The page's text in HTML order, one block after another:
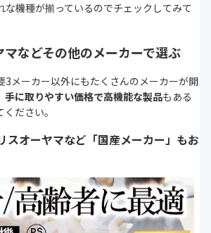
な機種が揃っているのでチェックしてみて
マなどその他のメーカーで選ぶ
3メーカー以外にもたくさんのメーカーが開
手に取りやすい価格で高機能な製品もある
ださい。
スオーヤマなど「国産メーカー」もお